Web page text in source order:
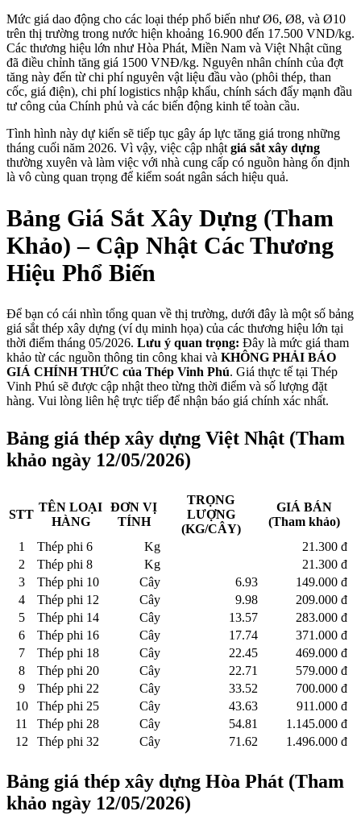
Mức giá dao động cho các loại thép phổ biến như Ø6, Ø8, và Ø10
trên thị trường trong nước hiện khoảng 16.900 đến 17.500 VND/kg.
Các thương hiệu lớn như Hòa Phát, Miền Nam và Việt Nhật cũng
đã điều chỉnh tăng giá 1500 VNĐ/kg. Nguyên nhân chính của đợt
tăng này đến từ chi phí nguyên vật liệu đầu vào (phôi thép, than
cốc, giá điện), chi phí logistics nhập khẩu, chính sách đẩy mạnh đầu
tư công của Chính phủ và các biến động kinh tế toàn cầu.
Tình hình này dự kiến sẽ tiếp tục gây áp lực tăng giá trong những
tháng cuối năm 2026. Vì vậy, việc cập nhật giá sắt xây dựng
thường xuyên và làm việc với nhà cung cấp có nguồn hàng ổn định
là vô cùng quan trọng để kiểm soát ngân sách hiệu quả.
Bảng Giá Sắt Xây Dựng (Tham
Khảo) – Cập Nhật Các Thương
Hiệu Phổ Biến
Để bạn có cái nhìn tổng quan về thị trường, dưới đây là một số bảng
giá sắt thép xây dựng (ví dụ minh họa) của các thương hiệu lớn tại
thời điểm tháng 05/2026. Lưu ý quan trọng: Đây là mức giá tham
khảo từ các nguồn thông tin công khai và KHÔNG PHẢI BÁO
GIÁ CHÍNH THỨC của Thép Vinh Phú. Giá thực tế tại Thép
Vinh Phú sẽ được cập nhật theo từng thời điểm và số lượng đặt
hàng. Vui lòng liên hệ trực tiếp để nhận báo giá chính xác nhất.
Bảng giá thép xây dựng Việt Nhật (Tham
khảo ngày 12/05/2026)
STT
TÊN LOẠI
HÀNG
ĐƠN VỊ
TÍNH
TRỌNG
LƯỢNG
(KG/CÂY)
GIÁ BÁN
(Tham khảo)
1
Thép phi 6 Kg
21.300 đ
2
Thép phi 8 Kg
21.300 đ
3
Thép phi 10 Cây 6.93
149.000 đ
4
Thép phi 12 Cây 9.98
209.000 đ
5
Thép phi 14 Cây 13.57
283.000 đ
6
Thép phi 16 Cây 17.74
371.000 đ
7
Thép phi 18 Cây 22.45
469.000 đ
8
Thép phi 20 Cây 22.71
579.000 đ
9
Thép phi 22 Cây 33.52
700.000 đ
10
Thép phi 25 Cây 43.63
911.000 đ
11
Thép phi 28 Cây 54.81
1.145.000 đ
12
Thép phi 32 Cây 71.62 1.496.000 đ
Bảng giá thép xây dựng Hòa Phát (Tham
khảo ngày 12/05/2026)